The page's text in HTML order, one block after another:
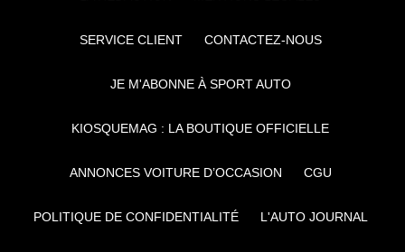
SERVICE CLIENT CONTACTEZ-NOUS
JE M'ABONNE À SPORT AUTO
KIOSQUEMAG : LA BOUTIQUE OFFICIELLE
ANNONCES VOITURE D’OCCASION CGU
POLITIQUE DE CONFIDENTIALITÉ L'AUTO JOURNAL